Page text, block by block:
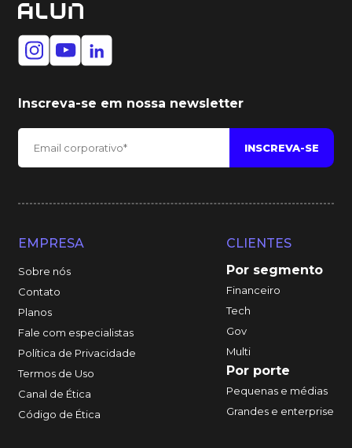
Inscreva-se em nossa newsletter
EMPRESA
Sobre nós
Contato
Planos
Fale com especialistas
Política de Privacidade
Termos de Uso
Canal de Ética
Código de Ética
CLIENTES
Por segmento
Financeiro
Tech
Gov
Multi
Por porte
Pequenas e médias
Grandes e enterprise